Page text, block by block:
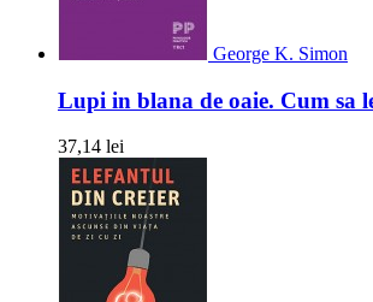
George K. Simon
Lupi in blana de oaie. Cum sa
37,14 lei